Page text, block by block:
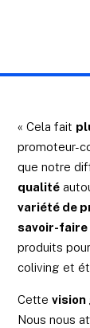
« Cela fait
promoteur-
que notre
qualité
variété de
savoir-faire
produits
coliving et
Cettevision
Nous nous